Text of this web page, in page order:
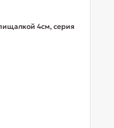
4см, серия